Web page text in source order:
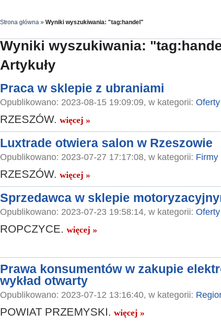
Strona główna » Wyniki wyszukiwania: "tag:handel"
Wyniki wyszukiwania:
Artykuły
Praca w sklepie z ubraniami
Opublikowano: 2023-08-15 19:09:09, w kategorii:
RZESZÓW. więcej »
Luxtrade otwiera salon w Rzeszowie
Opublikowano: 2023-07-27 17:17:08, w kategorii: Firmy
RZESZÓW. więcej »
Sprzedawca w sklepie
Opublikowano: 2023-07-23 19:58:14, w kategorii:
ROPCZYCE. więcej »
Prawa konsumentów w zakupie
wykład otwarty
Opublikowano: 2023-07-12 13:16:40, w kategorii:
POWIAT PRZEMYSKI. więcej »